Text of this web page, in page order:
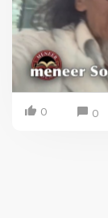
0 0